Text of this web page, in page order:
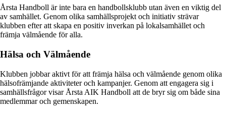
Årsta Handboll är inte bara en handbollsklubb utan även en viktig del
av samhället. Genom olika samhällsprojekt och initiativ strävar
klubben efter att skapa en positiv inverkan på lokalsamhället och
främja välmående för alla.
Hälsa och Välmående
Klubben jobbar aktivt för att främja hälsa och välmående genom olika
hälsofrämjande aktiviteter och kampanjer. Genom att engagera sig i
samhällsfrågor visar Årsta AIK Handboll att de bryr sig om både sina
medlemmar och gemenskapen.